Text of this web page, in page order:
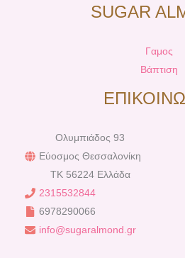
SUGAR
Γαμος
Βάπτιση
Ολυμπιάδος 93
Εύοσμος Θεσσαλονίκη
TK 56224 Ελλάδα
2315532844
6978290066
info@sugaralmond.gr